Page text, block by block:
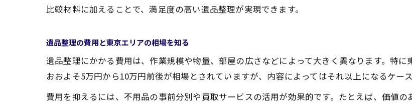
評判の良い遺品整理を選ぶ際のポイントとは
レビューを参考に遺品整理業者を選ぶコ
遺品整理 売却や買取サービスの利用メリ
みんなの遺品整理体験談から学ぶ選び方
比較材料に加えることで、満足度の高い遺品整理が実現できます。
遺品整理の費用と東京エリアの相場を知る
遺品整理にかかる費用は、作業規模や物量、部屋の広さなどによって大きく異なります。特
おおよそ5万円から10万円前後が相場とされていますが、内容によってはそれ以上になるケース
費用を抑えるには、不用品の事前分別や買取サービスの活用が効果的です。たとえば、価値